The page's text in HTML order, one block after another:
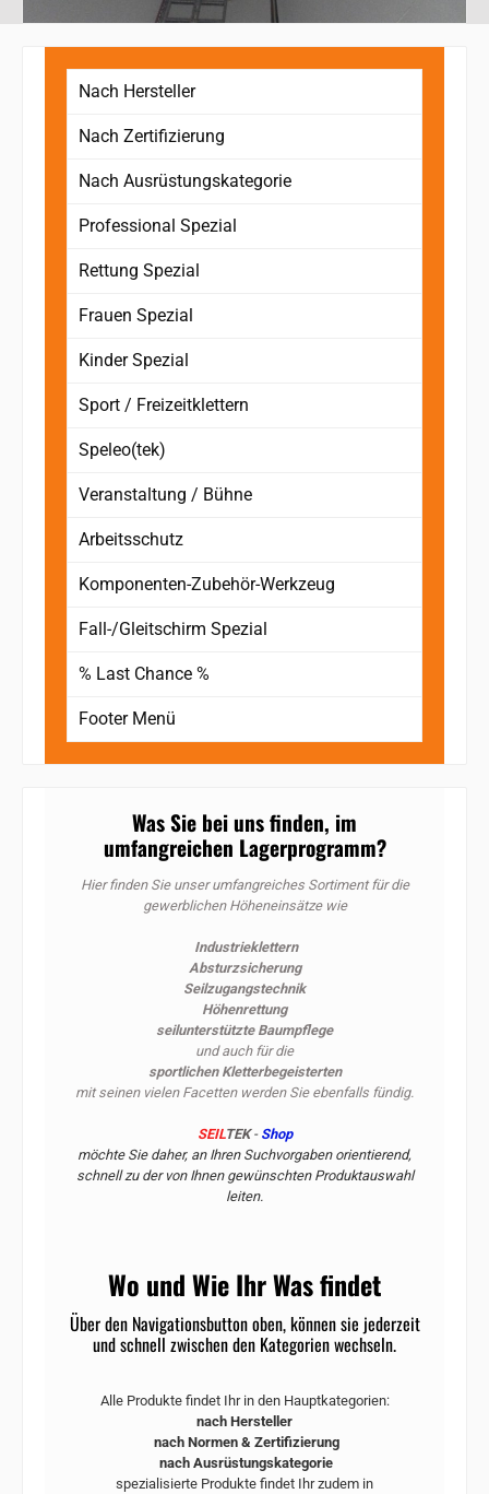
Nach Hersteller
Nach Zertifizierung
Nach Ausrüstungskategorie
Professional Spezial
Rettung Spezial
Frauen Spezial
Kinder Spezial
Sport / Freizeitklettern
Speleo(tek)
Veranstaltung / Bühne
Arbeitsschutz
Komponenten-Zubehör-Werkzeug
Fall-/Gleitschirm Spezial
% Last Chance %
Footer Menü
Was Sie bei uns finden, im
umfangreichen Lagerprogramm?
Hier finden Sie unser umfangreiches Sortiment für die
gewerblichen Höheneinsätze wie
Industrieklettern
Absturzsicherung
Seilzugangstechnik
Höhenrettung
seilunterstützte Baumpflege
und auch für die
sportlichen Kletterbegeisterten
mit seinen vielen Facetten werden Sie ebenfalls fündig.
SEILTEK- Shop
möchte Sie daher, an Ihren Suchvorgaben orientierend,
schnell zu der von Ihnen gewünschten Produktauswahl
leiten.
Wo und Wie Ihr Was findet
Über den Navigationsbutton oben, können sie jederzeit
und schnell zwischen den Kategorien wechseln.
Alle Produkte findet Ihr in den Hauptkategorien:
nach Hersteller
nach Normen & Zertifizierung
nach Ausrüstungskategorie
spezialisierte Produkte findet Ihr zudem in